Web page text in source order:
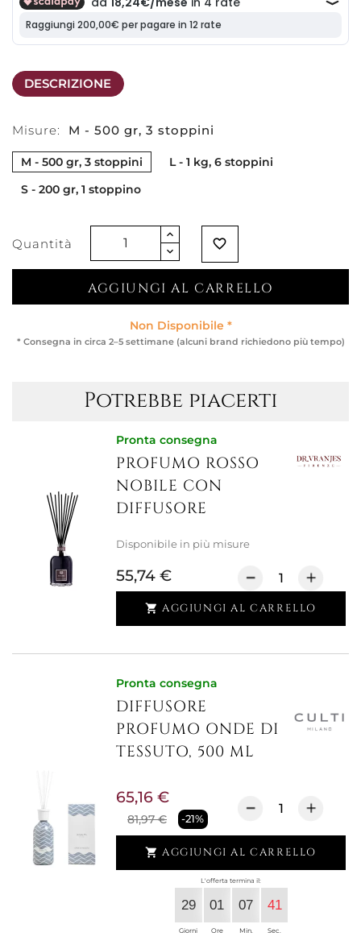
DESCRIZIONE
Misure: M - 500 gr, 3 stoppini
M - 500 gr, 3 stoppini
L - 1 kg, 6 stoppini
S - 200 gr, 1 stoppino
Quantità favorite_border
AGGIUNGI AL CARRELLO
Non Disponibile *
* Consegna in circa 2–5 settimane (alcuni brand richiedono più tempo)
Potrebbe piacerti
Pronta consegna
PROFUMO ROSSO
NOBILE CON
DIFFUSORE
Disponibile in più misure
55,74 €
 AGGIUNGI AL CARRELLO
Pronta consegna
DIFFUSORE
PROFUMO ONDE DI
TESSUTO, 500 ML
81,97 € -21%
65,16 €
 AGGIUNGI AL CARRELLO
L'offerta termina il:
29
Giorni
01
Ore
07
Min.
41
Sec.